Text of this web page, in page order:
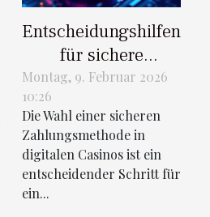
Entscheidungshilfen
für sichere
Zahlungsmethoden
in digitalen Casinos
Montag, 9. Februar 2026
10:26
Die Wahl einer sicheren
Zahlungsmethode in
digitalen Casinos ist ein
entscheidender Schritt für
ein...